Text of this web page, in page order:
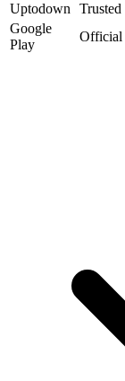
Uptodown
Trusted
Google
Play
Official